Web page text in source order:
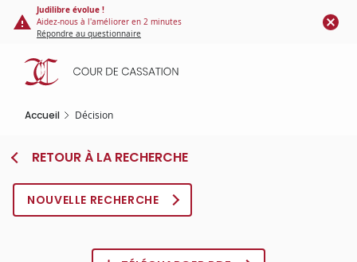
Panneau de gestion des cookies
contenu
principal
Judilibre évolue !
Aidez-nous à l'améliorer en 2 minutes
Répondre au questionnaire
Accueil Décision
RETOUR À LA RECHERCHE
NOUVELLE RECHERCHE